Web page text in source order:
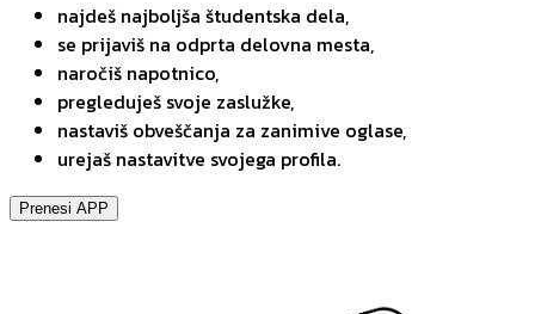
najdeš najboljša študentska dela,
se prijaviš na odprta delovna mesta,
naročiš napotnico,
pregleduješ svoje zaslužke,
nastaviš obveščanja za zanimive oglase,
urejaš nastavitve svojega profila.
Prenesi APP